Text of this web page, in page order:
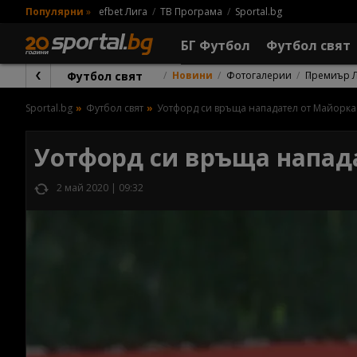
Популярни » efbet Лига ТВ Програма Sportal.bg
БГ Футбол Футбол свят
Футбол свят Новини Фотогалерии Премиър
Sportal.bg Футбол свят Уотфорд си връща нападател от Майорка
Уотфорд си връща
2 май 2020 | 09:32